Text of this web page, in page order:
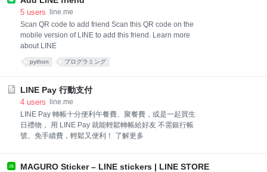
5 users
line.me
Scan QR code to add friend Scan this QR code on the
mobile version of LINE to add this friend. Learn more
about LINE
python プログラミング
LINE Pay 行動支付
4 users
line.me
LINE Pay 轉帳十分便利午餐費、聚餐費，或是一起買生
日禮物， 用 LINE Pay 就能輕鬆轉帳給好友 不需銀行帳
號、免手續費，輕鬆又便利！ 了解更多
MAGURO Sticker – LINE stickers | LINE STORE